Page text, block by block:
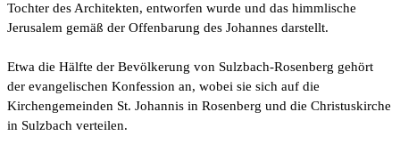
Tochter des Architekten, entworfen wurde und das himmlische
Jerusalem gemäß der Offenbarung des Johannes darstellt.
Etwa die Hälfte der Bevölkerung von Sulzbach-Rosenberg gehört
der evangelischen Konfession an, wobei sie sich auf die
Kirchengemeinden St. Johannis in Rosenberg und die Christuskirche
in Sulzbach verteilen.